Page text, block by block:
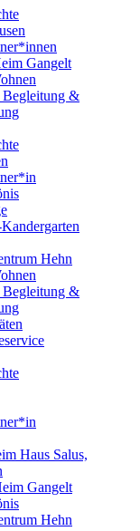
Gangelt
Begleitung &
Hehn
Begleitung &
Haus Salus,
Gangelt
Hehn